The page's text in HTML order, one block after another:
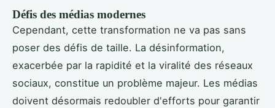
Défis des médias modernes
Cependant, cette transformation ne va pas sans
poser des défis de taille. La désinformation,
exacerbée par la rapidité et la viralité des réseaux
sociaux, constitue un problème majeur. Les médias
doivent désormais redoubler d'efforts pour garantir